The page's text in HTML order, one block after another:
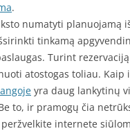
.
numatyti planuojamą
tinkamą
Turint
atostogas toliau. Kaip
yra daug lankytinų
to, ir pramogų čia
internete